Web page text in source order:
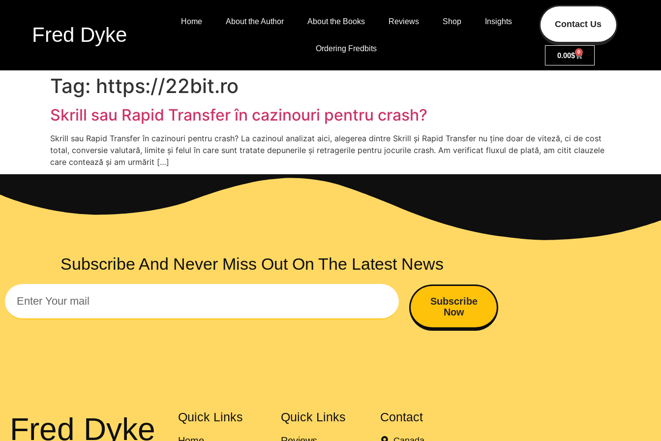
Fred Dyke
Home About the Author About the Books Reviews Shop Insights
Ordering Fredbits
Contact Us
0.00$ 0
Tag: https://22bit.ro
Skrill sau Rapid Transfer în cazinouri pentru crash?
Skrill sau Rapid Transfer în cazinouri pentru crash? La cazinoul analizat aici, alegerea dintre Skrill și Rapid Transfer nu ține doar de viteză, ci de cost
total, conversie valutară, limite și felul în care sunt tratate depunerile și retragerile pentru jocurile crash. Am verificat fluxul de plată, am citit clauzele
care contează și am urmărit […]
Subscribe And Never Miss Out On The Latest News
Subscribe
Now
Fred Dyke Quick Links Quick Links Contact